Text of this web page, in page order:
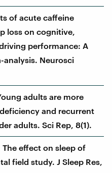
of acute caffeine
loss on cognitive,
performance: A
analysis. Neurosci
adults are more
and recurrent
adults. Sci Rep, 8(1).
The effect on sleep of
field study. J Sleep Res,